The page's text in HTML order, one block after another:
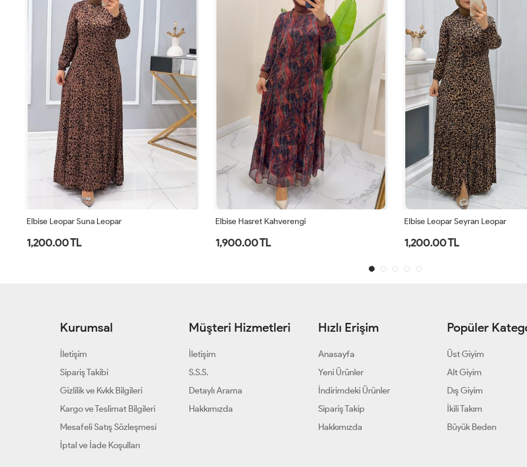
Elbise Hasret Kahverengi
1,900.00 TL
Elbise Leopar Seyran Leopar
1,200.00 TL
Elbise Hasret Petrol Yeşili
1,900.00 TL
Kurumsal
İletişim
Sipariş Takibi
Gizlilik ve Kvkk Bilgileri
Kargo ve Teslimat Bilgileri
Mesafeli Satış Sözleşmesi
İptal ve İade Koşulları
Müşteri Hizmetleri
İletişim
S.S.S.
Detaylı Arama
Hakkımızda
Hızlı Erişim
Anasayfa
Yeni Ürünler
İndirimdeki Ürünler
Sipariş Takip
Hakkımızda
Popüler
Üst Giyim
Alt Giyim
Dış Giyim
İkili Takım
Büyük Beden